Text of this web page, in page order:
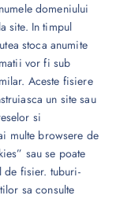
domeniului
site. In timpul
stoca anumite
vor fi sub
Aceste fisiere
un site sau
si
multe browsere de
sau se poate
de fisier. tuburi-
sa consulte